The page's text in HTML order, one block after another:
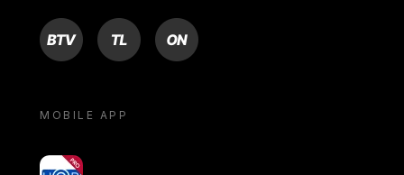
BTV TL ON
MOBILE APP
yoU@B